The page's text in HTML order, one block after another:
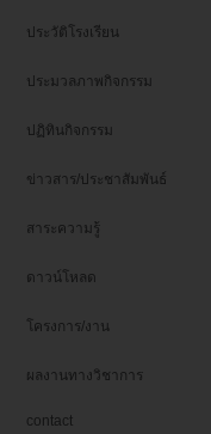
ประวัติโรงเรียน
ประมวลภาพกิจกรรม
ปฏิทินกิจกรรม
ข่าวสาร/ประชาสัมพันธ์
สาระความรู้
ดาวน์โหลด
โครงการ/งาน
ผลงานทางวิชาการ
contact